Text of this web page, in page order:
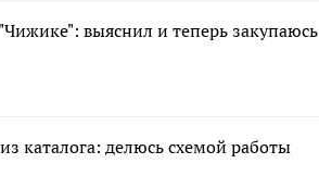
выяснил и теперь закупаюсь
каталога: делюсь схемой работы